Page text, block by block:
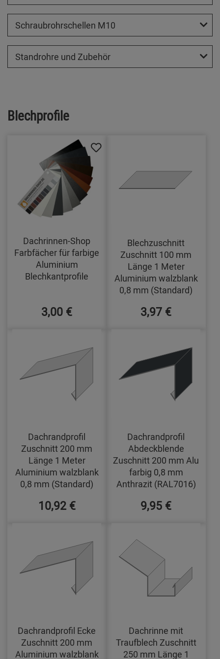
Schraubrohrschellen M10
Standrohre und Zubehör
Blechprofile
Dachrinnen-Shop
Farbfächer für farbige
Aluminium
Blechkantprofile
3,00 €
Blechzuschnitt
Zuschnitt 100 mm
Länge 1 Meter
Aluminium walzblank
0,8 mm (Standard)
3,97 €
Dachrandprofil
Zuschnitt 200 mm
Länge 1 Meter
Aluminium walzblank
0,8 mm (Standard)
10,92 €
Dachrandprofil
Abdeckblende
Zuschnitt 200 mm Alu
farbig 0,8 mm
Anthrazit (RAL7016)
9,95 €
Dachrandprofil Ecke
Zuschnitt 200 mm
Aluminium walzblank
Dachrinne mit
Traufblech Zuschnitt
250 mm Länge 1